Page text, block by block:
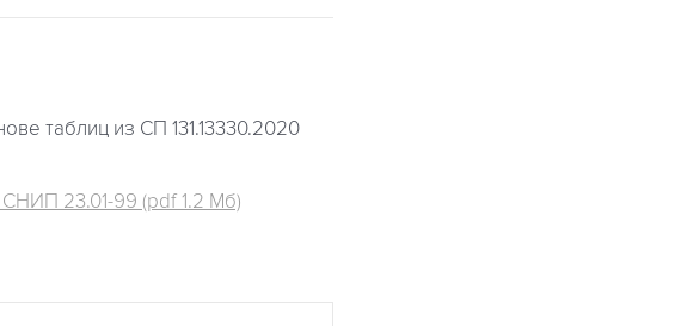
таблиц из СП 131.13330.2020
СНИП 23.01-99 (pdf 1.2 Мб)